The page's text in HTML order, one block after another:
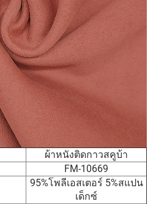
ผ้าหนังติดกาวสคูบ้า
FM-10669
95%โพลีเอสเตอร์ 5%สแปน
เด็กซ์